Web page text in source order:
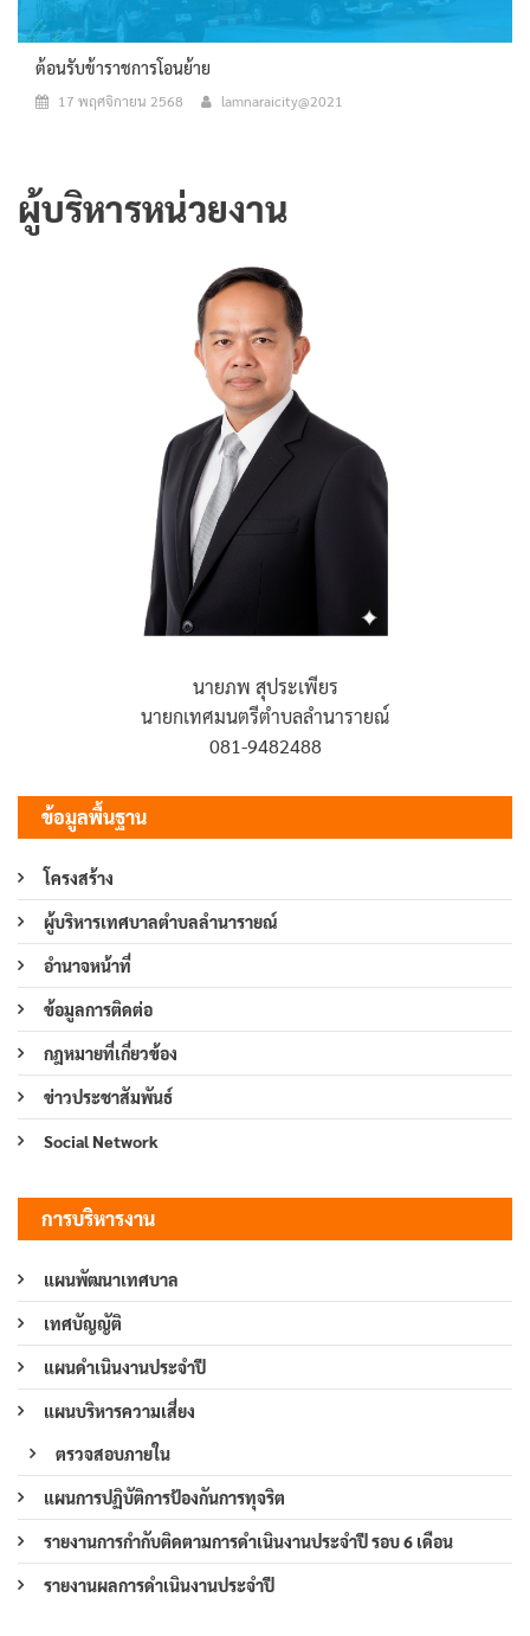
ต้อนรับข้าราชการโอนย้าย
17 พฤศจิกายน 2568 lamnaraicity@2021
ผู้บริหารหน่วยงาน
นายภพ สุประเพียร
นายกเทศมนตรีตำบลลำนารายณ์
081-9482488
ข้อมูลพื้นฐาน
โครงสร้าง
ผู้บริหารเทศบาลตำบลลำนารายณ์
อำนาจหน้าที่
ข้อมูลการติดต่อ
กฎหมายที่เกี่ยวข้อง
ข่าวประชาสัมพันธ์
Social Network
การบริหารงาน
แผนพัฒนาเทศบาล
เทศบัญญัติ
แผนดำเนินงานประจำปี
แผนบริหารความเสี่ยง
ตรวจสอบภายใน
แผนการปฏิบัติการป้องกันการทุจริต
รายงานการกำกับติดตามการดำเนินงานประจำปี รอบ 6 เดือน
รายงานผลการดำเนินงานประจำปี